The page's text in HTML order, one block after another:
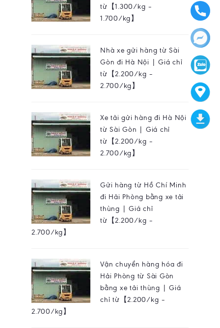
từ【1.300/kg –
1.700/kg】
Nhà xe gửi hàng từ Sài
Gòn đi Hà Nội | Giá chỉ
từ【2.200/kg –
2.700/kg】
Xe tải gửi hàng đi Hà Nội
từ Sài Gòn | Giá chỉ
từ【2.200/kg –
2.700/kg】
Gửi hàng từ Hồ Chí Minh
đi Hải Phòng bằng xe tải
thùng | Giá chỉ
từ【2.200/kg –
2.700/kg】
Vận chuyển hàng hóa đi
Hải Phòng từ Sài Gòn
bằng xe tải thùng | Giá
chỉ từ【2.200/kg –
2.700/kg】